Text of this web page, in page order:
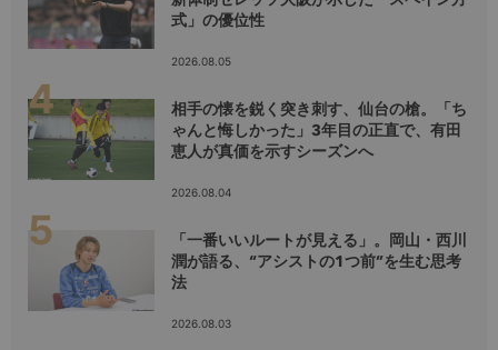
式」の優位性
2026.08.05
相手の懐を鋭く突き刺す、仙台の槍。「ち
ゃんと悔しかった」3年目の正直で、有田
恵人が真価を示すシーズンへ
2026.08.04
「一番いいルートが見える」。岡山・西川
潤が語る、“アシストの1つ前”を生む思考
法
2026.08.03